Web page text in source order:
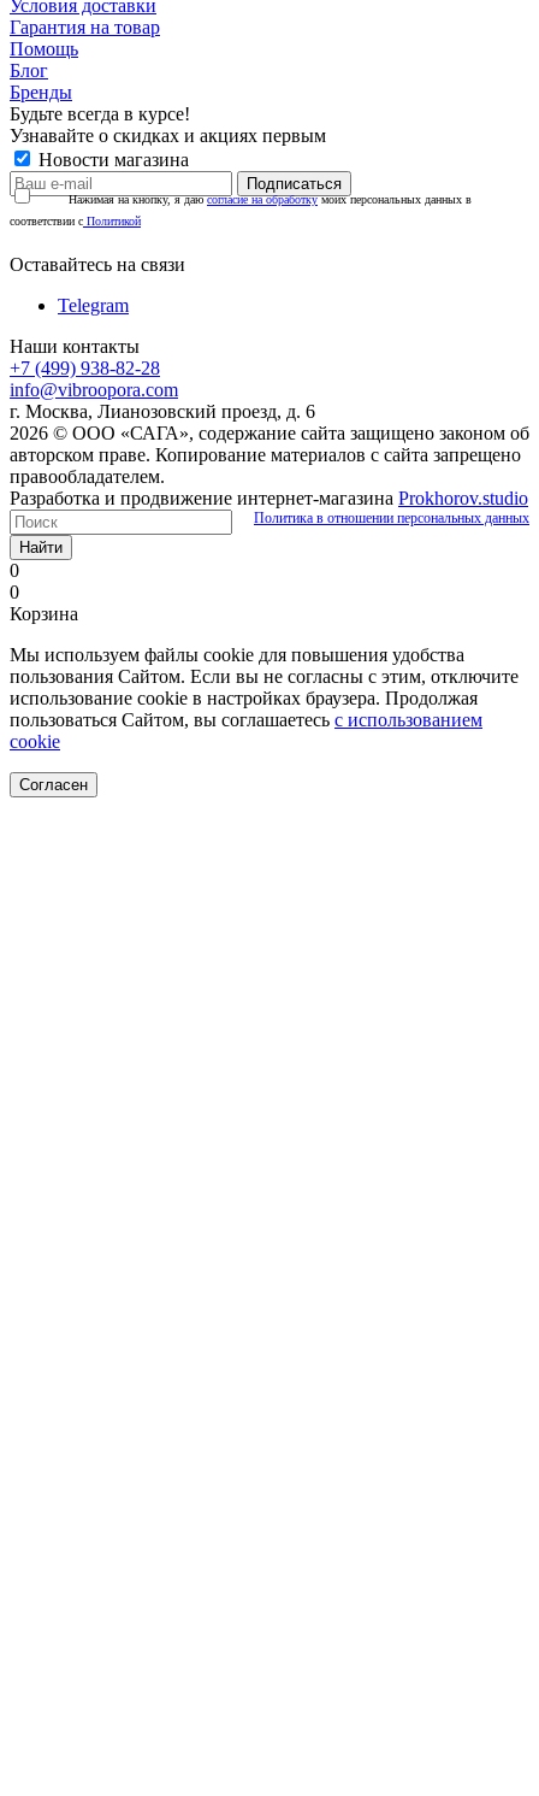
Условия доставки
Гарантия на товар
Помощь
Блог
Бренды
Будьте всегда в курсе!
Узнавайте о скидках и акциях первым
Новости магазина
Нажимая на кнопку, я даюсогласие на обработкумоих персональных данных в
соответствии с Политикой
Оставайтесь на связи
Telegram
Наши контакты
+7 (499) 938-82-28
info@vibroopora.com
г. Москва, Лианозовский проезд, д. 6
2026 © ООО «САГА», содержание сайта защищено законом об
авторском праве. Копирование материалов с сайта запрещено
правообладателем.
Разработка и продвижение интернет-магазина Prokhorov.studio
Политика в отношении персональных данных
Найти
0
0
Корзина
Мы используем файлы cookie для повышения удобства
пользования Сайтом. Если вы не согласны с этим, отключите
использование cookie в настройках браузера. Продолжая
пользоваться Сайтом, вы соглашаетесь с использованием
cookie
Согласен